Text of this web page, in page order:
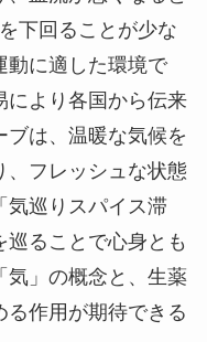
下回ることが少な
動に適した環境で
により各国から伝来
ブは、温暖な気候を
、フレッシュな状態
気巡りスパイス滞
ることで心身とも
気」の概念と、生薬
る作用が期待できる